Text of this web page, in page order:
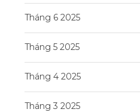
Tháng 6 2025
Tháng 5 2025
Tháng 4 2025
Tháng 3 2025